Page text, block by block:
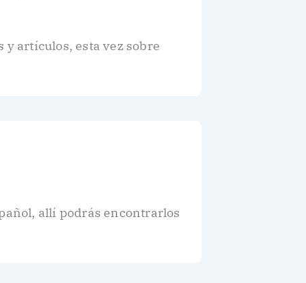
y artículos, esta vez sobre
allí podrás encontrarlos